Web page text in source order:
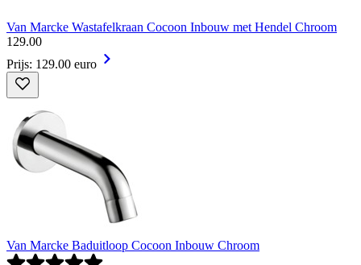
Van Marcke Wastafelkraan Cocoon Inbouw met Hendel Chroom
129.00
Prijs: 129.00 euro
Van Marcke Baduitloop Cocoon Inbouw Chroom